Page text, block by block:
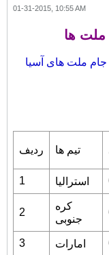
01-31-2015, 10:55 AM
ملت ها
ملت های آسیا
ردیف تیم ها
1 استرالیا
2
کره
جنوبی
3 امارات